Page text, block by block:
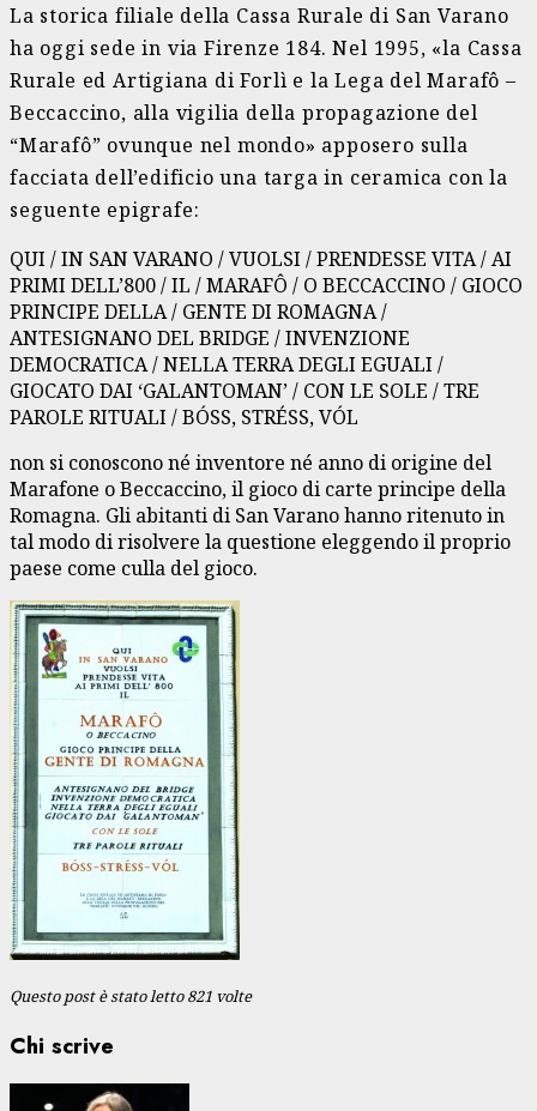
La storica filiale della Cassa Rurale di San Varano
ha oggi sede in via Firenze 184. Nel 1995, «la Cassa
Rurale ed Artigiana di Forlì e la Lega del Marafô –
Beccaccino, alla vigilia della propagazione del
“Marafô” ovunque nel mondo» apposero sulla
facciata dell’edificio una targa in ceramica con la
seguente epigrafe:
QUI / IN SAN VARANO / VUOLSI / PRENDESSE VITA / AI
PRIMI DELL’800 / IL / MARAFÔ / O BECCACCINO / GIOCO
PRINCIPE DELLA / GENTE DI ROMAGNA /
ANTESIGNANO DEL BRIDGE / INVENZIONE
DEMOCRATICA / NELLA TERRA DEGLI EGUALI /
GIOCATO DAI ‘GALANTOMAN’ / CON LE SOLE / TRE
PAROLE RITUALI / BÓSS, STRÉSS, VÓL
non si conoscono né inventore né anno di origine del
Marafone o Beccaccino, il gioco di carte principe della
Romagna. Gli abitanti di San Varano hanno ritenuto in
tal modo di risolvere la questione eleggendo il proprio
paese come culla del gioco.
Questo post è stato letto 821 volte
Chi scrive